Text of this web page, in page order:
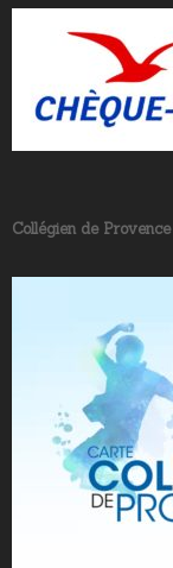
Collégien de Provence